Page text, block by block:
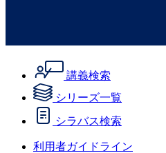
講義検索
シリーズ一覧
シラバス検索
利用者ガイドライン